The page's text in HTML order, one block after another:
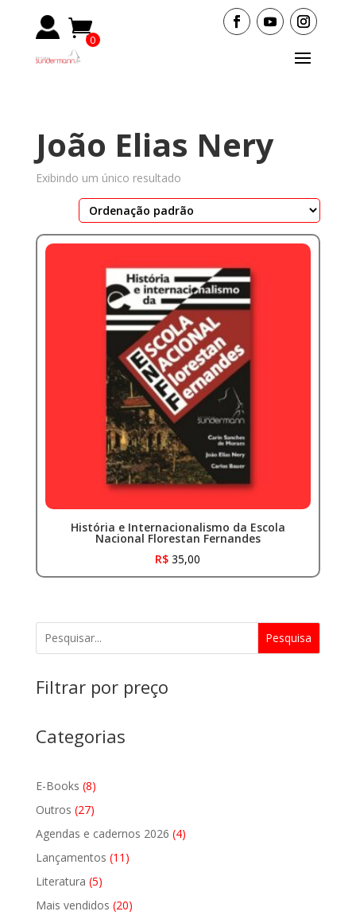
0
João Elias Nery
Exibindo um único resultado
História e Internacionalismo da Escola
Nacional Florestan Fernandes
R$ 35,00
Pesquisa
Filtrar por preço
Categorias
E-Books 88
produtos
Outros 2727
produtos
Agendas e cadernos 2026 44
Lançamentos 11 11
Literatura 55
produtos
Mais vendidos 2020